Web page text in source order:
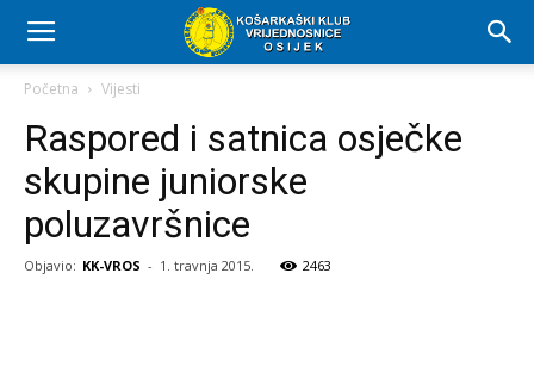
Početna Vijesti
Raspored i satnica osječke
skupine juniorske
poluzavršnice
Objavio: KK-VROS - 1. travnja 2015. 2463